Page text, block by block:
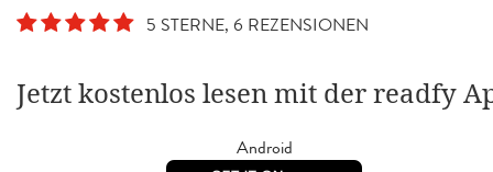
5 STERNE, 6 REZENSIONEN
Jetzt kostenlos lesen mit der readfy
Android